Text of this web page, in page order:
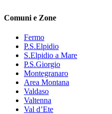
Comuni e Zone
Fermo
P.S.Elpidio
S.Elpidio a Mare
P.S.Giorgio
Montegranaro
Area Montana
Valdaso
Valtenna
Val d’Ete